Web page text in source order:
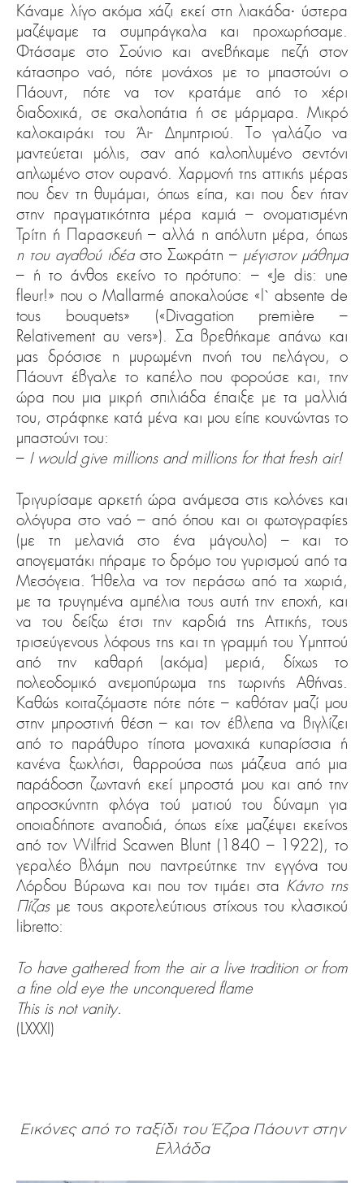
Κάναμε λίγο ακόμα χάζι εκεί στη λιακάδα∙ ύστερα
μαζέψαμε τα συμπράγκαλα και προχωρήσαμε.
Φτάσαμε στο Σούνιο και ανεβήκαμε πεζή στον
κάτασπρο ναό, πότε μονάχος με το μπαστούνι ο
Πάουντ, πότε να τον κρατάμε από το χέρι
διαδοχικά, σε σκαλοπάτια ή σε μάρμαρα. Μικρό
καλοκαιράκι του Άι- Δημητριού. Το γαλάζιο να
μαντεύεται μόλις, σαν από καλοπλυμένο σεντόνι
απλωμένο στον ουρανό. Χαρμονή της αττικής μέρας
που δεν τη θυμάμαι, όπως είπα, και που δεν ήταν
στην πραγματικότητα μέρα καμιά – ονοματισμένη
Τρίτη ή Παρασκευή – αλλά η απόλυτη μέρα, όπως
η του αγαθού ιδέαστο Σωκράτη – μέγιστον μάθημα
– ή το άνθος εκείνο το πρότυπο: – «Je dis: une
fleur!» που ο Mallarmé αποκαλούσε «l` absente de
tous bouquets» («Divagation première –
Relativement au vers»). Σα βρεθήκαμε απάνω και
μας δρόσισε η μυρωμένη πνοή του πελάγου, ο
Πάουντ έβγαλε το καπέλο που φορούσε και, την
ώρα που μια μικρή σπιλιάδα έπαιξε με τα μαλλιά
του, στράφηκε κατά μένα και μου είπε κουνώντας το
μπαστούνι του:
– I would give millions and millions for that fresh air!
Τριγυρίσαμε αρκετή ώρα ανάμεσα στις κολόνες και
ολόγυρα στο ναό – από όπου και οι φωτογραφίες
(με τη μελανιά στο ένα μάγουλο) – και το
απογεματάκι πήραμε το δρόμο του γυρισμού από τα
Μεσόγεια. Ήθελα να τον περάσω από τα χωριά,
με τα τρυγημένα αμπέλια τους αυτή την εποχή, και
να του δείξω έτσι την καρδιά της Αττικής, τους
τρισεύγενους λόφους της και τη γραμμή του Υμηττού
από την καθαρή (ακόμα) μεριά, δίχως το
πολεοδομικό ανεμοπύρωμα της τωρινής Αθήνας.
Καθώς κοιταζόμαστε πότε πότε – καθόταν μαζί μου
στην μπροστινή θέση – και τον έβλεπα να βιγλίζει
από το παράθυρο τίποτα μοναχικά κυπαρίσσια ή
κανένα ξωκλήσι, θαρρούσα πως μάζευα από μια
παράδοση ζωντανή εκεί μπροστά μου και από την
απροσκύνητη φλόγα τού ματιού του δύναμη για
οποιαδήποτε αναποδιά, όπως είχε μαζέψει εκείνος
από τον Wilfrid Scawen Blunt (1840 – 1922), το
γεραλέο βλάμη που παντρεύτηκε την εγγόνα του
Λόρδου Βύρωνα και που τον τιμάει στα Κάντο της
Πίζαςμε τους ακροτελεύτιους στίχους του κλασικού
libretto:
To have gathered from the air a live tradition or from
a fine old eye the unconquered flame
This is not vanity.
(LXXXI)
Εικόνες από το ταξίδι του Έζρα Πάουντ στην
Ελλάδα